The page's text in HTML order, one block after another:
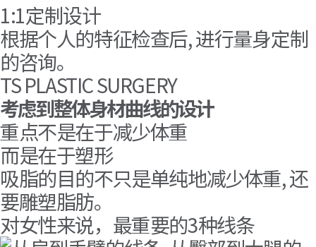
1:1定制设计
根据个人的特征检查后, 进行量身定制
的咨询。
TS PLASTIC SURGERY
考虑到整体身材曲线的设计
重点不是在于减少体重
而是在于塑形
吸脂的目的不只是单纯地减少体重, 还
要雕塑脂肪。
对女性来说，最重要的3种线条